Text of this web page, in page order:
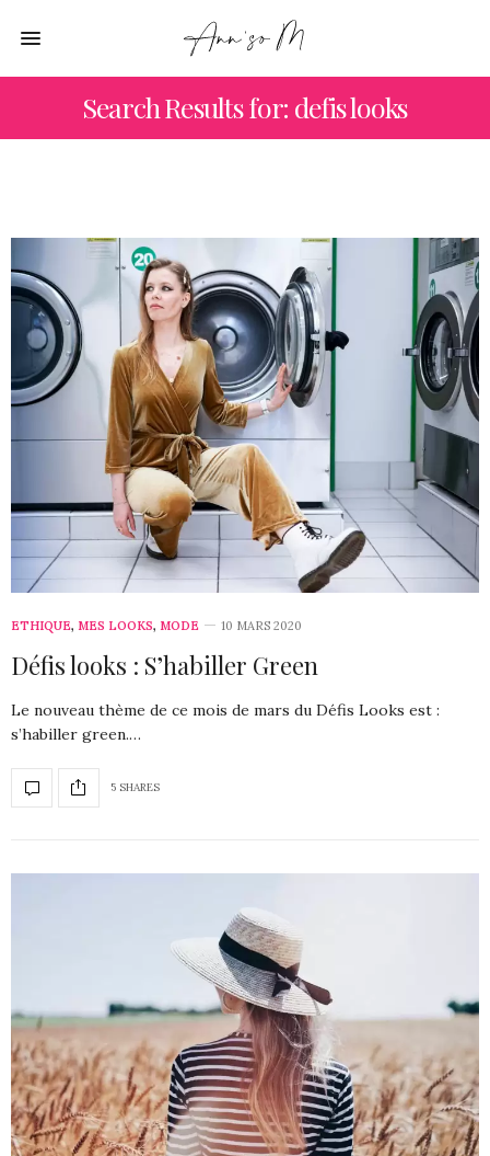
Search Results for: defis looks
ETHIQUE, MES LOOKS, MODE 10 MARS 2020
Défis looks : S’habiller Green
Le nouveau thème de ce mois de mars du Défis Looks est :
s’habiller green.…
5 SHARES